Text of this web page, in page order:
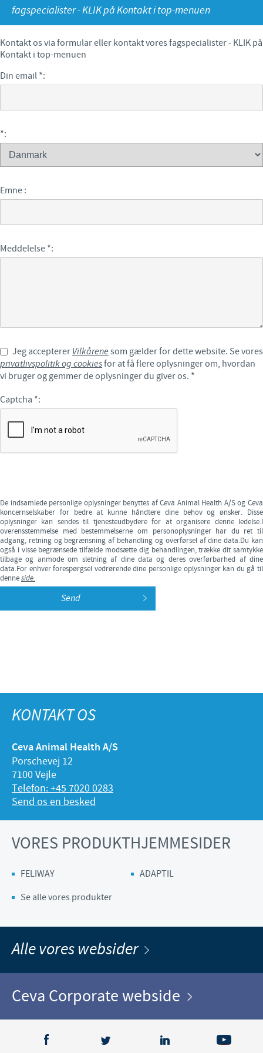
Ceva Onlineuddannelse
KONTAKT
Ledelsen Ceva Nordic
Fjerkræ, fagspecialister
Kæledyr, fagspecialister
Ansøg om sponsorat
Indberetning af bivirkninger
fagspecialister - KLIK på Kontakt i top-menuen
Kontakt os via formular eller kontakt vores fagspecialister - KLIK på
Kontakt i top-menuen
Din email *:
*:
Emne :
Meddelelse *:
Jeg accepterer Vilkårene som gælder for dette website. Se vores
privatlivspolitik og cookiesfor at få flere oplysninger om, hvordan
vi bruger og gemmer de oplysninger du giver os. *
Captcha *:
De indsamlede personlige oplysninger benyttes af Ceva Animal Health A/S og Ceva
koncernselskaber for bedre at kunne håndtere dine behov og ønsker. Disse
oplysninger kan sendes til tjenesteudbydere for at organisere denne ledelse.I
overensstemmelse med bestemmelserne om personoplysninger har du ret til
adgang, retning og begrænsning af behandling og overførsel af dine data.Du kan
også i visse begrænsede tilfælde modsætte dig behandlingen, trække dit samtykke
tilbage og anmode om sletning af dine data og deres overførbarhed af dine
data.For enhver forespørgsel vedrørende dine personlige oplysninger kan du gå til
denneside.
KONTAKT OS
Ceva Animal Health A/S
Porschevej 12
7100 Vejle
Telefon: +45 7020 0283
Send os en besked
VORES PRODUKTHJEMMESIDER
FELIWAY
ADAPTIL
Se alle vores produkter
Alle vores websider
Ceva Corporate webside